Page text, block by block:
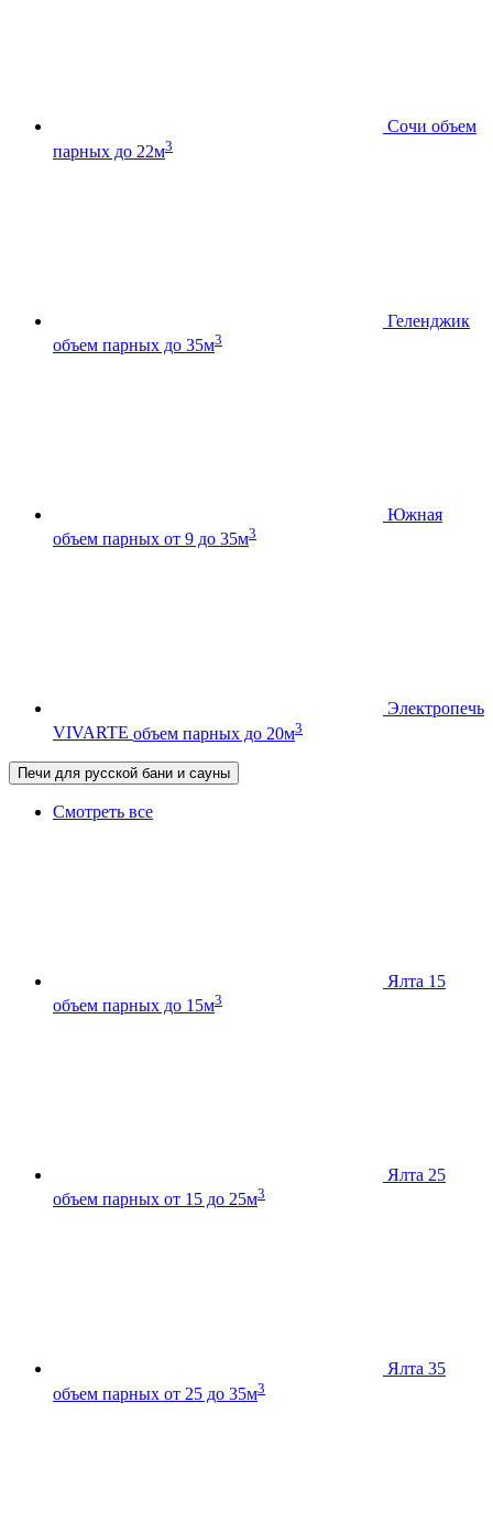
Сочи объем
парных до 22м3
Геленджик
объем парных до 35м3
Южная
объем парных от 9 до 35м3
Электропечь
VIVARTE объем парных до 20м3
Печи для русской бани и сауны
Смотреть все
Ялта 15
объем парных до 15м3
Ялта 25
объем парных от 15 до 25м3
Ялта 35
объем парных от 25 до 35м3